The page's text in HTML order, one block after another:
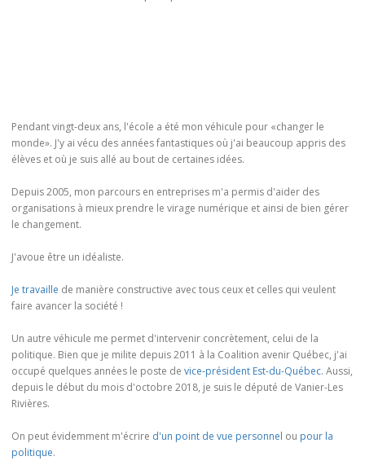
Pendant vingt-deux ans, l'école a été mon véhicule pour «changer le
monde». J'y ai vécu des années fantastiques où j'ai beaucoup appris des
élèves et où je suis allé au bout de certaines idées.
Depuis 2005, mon parcours en entreprises m'a permis d'aider des
organisations à mieux prendre le virage numérique et ainsi de bien gérer
le changement.
J'avoue être un idéaliste.
Je travaille de manière constructive avec tous ceux et celles qui veulent
faire avancer la société !
Un autre véhicule me permet d'intervenir concrètement, celui de la
politique. Bien que je milite depuis 2011 à la Coalition avenir Québec, j'ai
occupé quelques années le poste de vice-président Est-du-Québec. Aussi,
depuis le début du mois d'octobre 2018, je suis le député de Vanier-Les
Rivières.
On peut évidemment m'écrire d'un point de vue personnel ou pour la
politique.